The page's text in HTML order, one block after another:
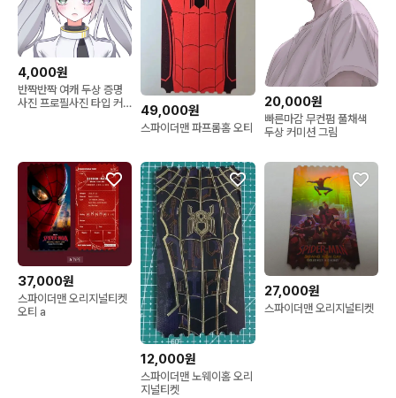
4,000원
반짝반짝 여캐 두상 증명
사진 프로필사진 타입 커
49,000원
스파이더맨 파프롬홈 오티
20,000원
빠른마감 무컨펌 풀채색
두상 커미션 그림
37,000원
스파이더맨 오리지널티켓
오티 a
12,000원
스파이더맨 노웨이홈 오리
지널티켓
27,000원
스파이더맨 오리지널티켓